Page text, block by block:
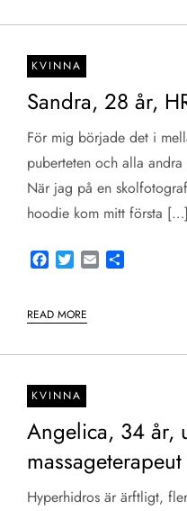
KVINNA
Sandra, 28 år,
För mig började det i
puberteten och alla
När jag på en
hoodie kom mitt första […]
Facebook
TwitterEmail
READ MORE
KVINNA
Angelica, 34 år,
massageterapeut
Hyperhidros är ärftligt,